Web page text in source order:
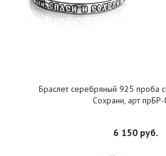
Браслет серебряный 925 проба
Сохрани, арт
6 150 руб.